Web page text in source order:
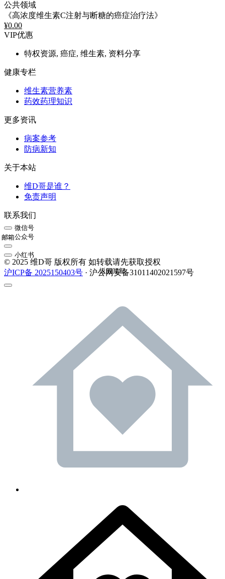
公共领域
《高浓度维生素C注射与断糖的癌症治疗法》
¥0.00
VIP优惠
特权资源, 癌症, 维生素, 资料分享
健康专栏
维生素营养素
药效药理知识
更多资讯
病案参考
防病新知
关于本站
维D哥是谁？
免责声明
联系我们
微信号
公众号
邮箱
小红书
© 2025 维D哥 版权所有 如转载请先获取授权
沪ICP备 2025150403号 · 沪公网安备31011402021597号
返回顶部